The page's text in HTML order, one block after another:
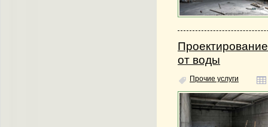
от воды
Прочие услуги